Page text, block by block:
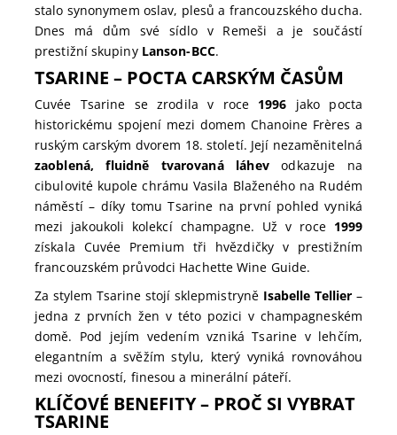
stalo synonymem oslav, plesů a francouzského ducha.
Dnes má dům své sídlo v Remeši a je součástí
prestižní skupiny Lanson-BCC.
TSARINE – POCTA CARSKÝM ČASŮM
Cuvée Tsarine se zrodila v roce 1996 jako pocta
historickému spojení mezi domem Chanoine Frères a
ruským carským dvorem 18. století. Její nezaměnitelná
zaoblená, fluidně tvarovaná láhevodkazuje na
cibulovité kupole chrámu Vasila Blaženého na Rudém
náměstí – díky tomu Tsarine na první pohled vyniká
mezi jakoukoli kolekcí champagne. Už v roce 1999
získala Cuvée Premium tři hvězdičky v prestižním
francouzském průvodci Hachette Wine Guide.
Za stylem Tsarine stojí sklepmistryně Isabelle Tellier –
jedna z prvních žen v této pozici v champagneském
domě. Pod jejím vedením vzniká Tsarine v lehčím,
elegantním a svěžím stylu, který vyniká rovnováhou
mezi ovocností, finesou a minerální páteří.
KLÍČOVÉ BENEFITY – PROČ SI VYBRAT
TSARINE